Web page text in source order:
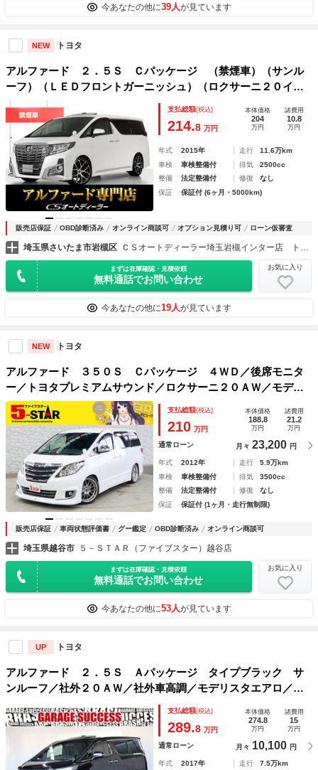
今あなたの他に39人が見ています
NEW トヨタ
アルファード ２．５Ｓ Ｃパッケージ （禁煙車）（サンル
ーフ）（ＬＥＤフロントガーニッシュ）（ロクサーニ２０イン
チアルミ）ダウンサス／ＪＢＬサウンド／パーキングアシスト
／後席モニター／両側自動ドア／パワーバックドア／クルーズ
コントロール／
支払総額(税込)
214.8 万円
本体価格
204
万円
諸費用
10.8
万円
年式 2015年 走行
11.6万km
車検
車検整備付 排気
2500cc
整備
法定整備付 修復
なし
保証
保証付 (6ヶ月・5000km)
販売店保証 OBD診断済み オンライン商談可 オプション見積り可 ローン仮審査
埼玉県さいたま市岩槻区
まずは在庫確認・見積依頼
無料通話でお問い合わせ
お気に入り
今あなたの他に19人が見ています
NEW トヨタ
アルファード ３５０Ｓ Ｃパッケージ ４ＷＤ／後席モニタ
ー／トヨタプレミアムサウンド／ロクサーニ２０ＡＷ／モデリ
スタエアロ／ローダウン／電動シート／クルーズコントロール
／クリアランスソナー／ＥＴＣ／１００Ｖ電源／純正ナビ／地
デジ／Ｂカメラ
支払総額(税込)
210 万円
本体価格
188.8
万円
諸費用
21.2
万円
通常ローン 月々 23,200 円
年式 2012年 走行
5.9万km
車検
車検整備付 排気
3500cc
整備
法定整備付 修復
なし
保証
保証付 (1ヶ月・走行無制限)
販売店保証 車両状態評価書 グー鑑定 OBD診断済み オンライン商談可
埼玉県越谷市 ５－ＳＴＡＲ（ファイブスター）越谷店
まずは在庫確認・見積依頼
無料通話でお問い合わせ
お気に入り
今あなたの他に53人が見ています
UP トヨタ
アルファード ２．５Ｓ Ａパッケージ タイプブラック サ
ンルーフ／社外２０ＡＷ／社外車高調／モデリスタエアロ／社
外スモークテールランプ／アルパインナビ＆後席モニター／両
側パワスラ／パワーバックドア／スーパーロングスライドシー
ト／オットマン
支払総額(税込)
289.8 万円
本体価格
274.8
万円
諸費用
15
万円
通常ローン 月々 10,100 円
年式 2017年 走行
7.5万km